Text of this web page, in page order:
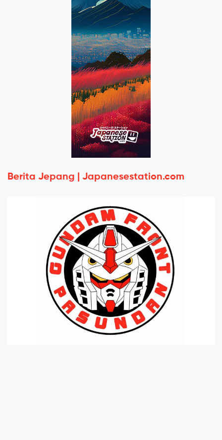
Berita Jepang | Japanesestation.com